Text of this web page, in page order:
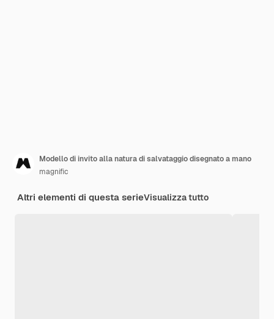
Modello di invito alla natura di salvataggio disegnato a mano
magnific
Altri elementi di questa serieVisualizza tutto